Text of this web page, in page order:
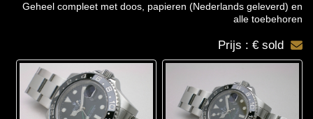
Geheel compleet met doos, papieren (Nederlands geleverd) en
alle toebehoren
Prijs : € sold